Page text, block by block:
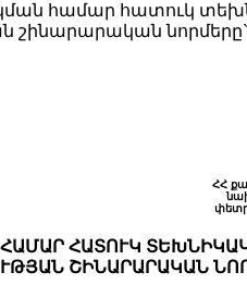
համար հատուկ
ՀՀ
ՀԱՄԱՐ ՀԱՏՈՒԿ
ՇԻՆԱՐԱՐԱԿԱՆ